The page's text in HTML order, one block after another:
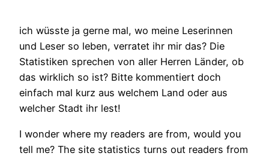
ich wüsste ja gerne mal, wo meine Leserinnen
und Leser so leben, verratet ihr mir das? Die
Statistiken sprechen von aller Herren Länder, ob
das wirklich so ist? Bitte kommentiert doch
einfach mal kurz aus welchem Land oder aus
welcher Stadt ihr lest!
I wonder where my readers are from, would you
tell me? The site statistics turns out readers from